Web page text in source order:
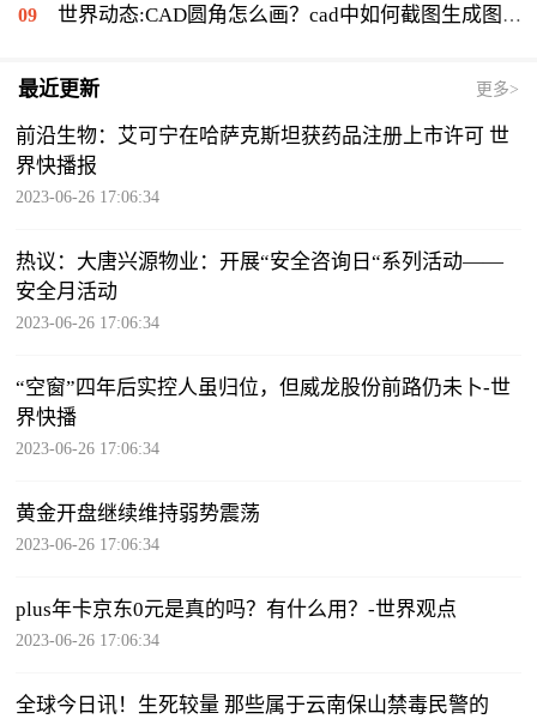
世界动态:CAD圆角怎么画？cad中如何截图生成图片？
最近更新 更多>
前沿生物：艾可宁在哈萨克斯坦获药品注册上市许可 世
界快播报
2023-06-26 17:06:34
热议：大唐兴源物业：开展“安全咨询日“系列活动——
安全月活动
2023-06-26 17:06:34
“空窗”四年后实控人虽归位，但威龙股份前路仍未卜-世
界快播
2023-06-26 17:06:34
黄金开盘继续维持弱势震荡
2023-06-26 17:06:34
plus年卡京东0元是真的吗？有什么用？-世界观点
2023-06-26 17:06:34
全球今日讯！生死较量 那些属于云南保山禁毒民警的